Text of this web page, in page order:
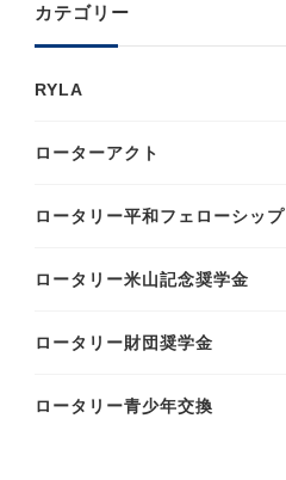
カテゴリー
RYLA
ローターアクト
ロータリー平和フェローシップ
ロータリー米山記念奨学金
ロータリー財団奨学金
ロータリー青少年交換